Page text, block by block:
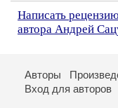
Написать рецензию
автора Андрей
Авторы
Вход для авторов